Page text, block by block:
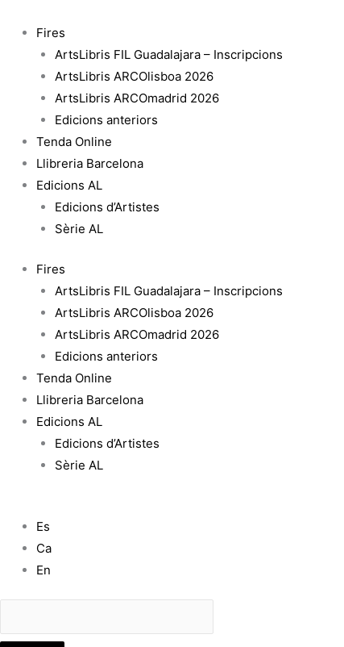
contingut
Fires
ArtsLibris FIL Guadalajara – Inscripcions
ArtsLibris ARCOlisboa 2026
ArtsLibris ARCOmadrid 2026
Edicions anteriors
Tenda Online
Llibreria Barcelona
Edicions AL
Edicions d’Artistes
Sèrie AL
Fires
ArtsLibris FIL Guadalajara – Inscripcions
ArtsLibris ARCOlisboa 2026
ArtsLibris ARCOmadrid 2026
Edicions anteriors
Tenda Online
Llibreria Barcelona
Edicions AL
Edicions d’Artistes
Sèrie AL
Es
Ca
En